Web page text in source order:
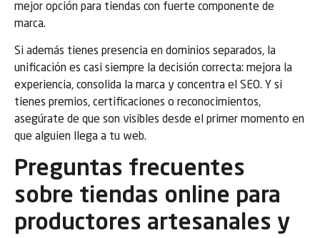
mejor opción para tiendas con fuerte componente de
marca.
Si además tienes presencia en dominios separados, la
unificación es casi siempre la decisión correcta: mejora la
experiencia, consolida la marca y concentra el SEO. Y si
tienes premios, certificaciones o reconocimientos,
asegúrate de que son visibles desde el primer momento en
que alguien llega a tu web.
Preguntas frecuentes
sobre tiendas online para
productores artesanales y